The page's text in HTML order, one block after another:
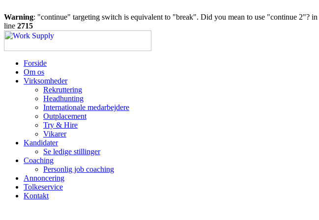
Warning: "continue" targeting switch is equivalent to "break". Did you mean to use "continue 2"? in
line 2715
Forside
Om os
Virksomheder
Rekruttering
Headhunting
Internationale medarbejdere
Outplacement
Try & Hire
Vikarer
Kandidater
Se ledige stillinger
Coaching
Personlig job coaching
Annoncering
Tolkeservice
Kontakt